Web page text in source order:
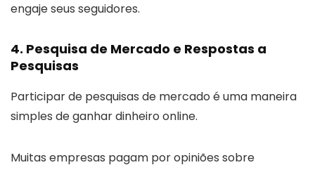
engaje seus seguidores.
4. Pesquisa de Mercado e Respostas a
Pesquisas
Participar de pesquisas de mercado é uma maneira
simples de ganhar dinheiro online.
Muitas empresas pagam por opiniões sobre